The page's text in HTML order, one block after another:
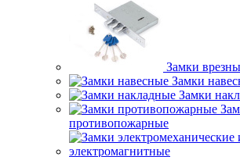
Замки
Замки
Замки
противопожарные